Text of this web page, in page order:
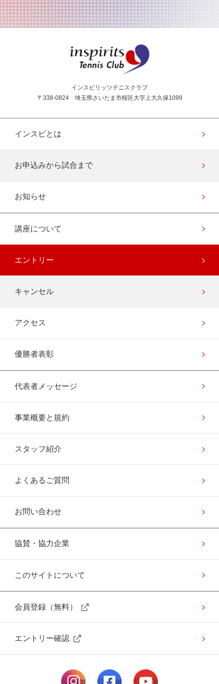
インスピリッツテニスクラブ
〒338-0824 埼玉県さいたま市桜区大字上大久保1099
インスピとは
お申込みから試合まで
お知らせ
講座について
エントリー
キャンセル
アクセス
優勝者表彰
代表者メッセージ
事業概要と規約
スタッフ紹介
よくあるご質問
お問い合わせ
協賛・協力企業
このサイトについて
会員登録（無料）
エントリー確認
公式Instagramページ
公式facebookページ公式Youtubeページ